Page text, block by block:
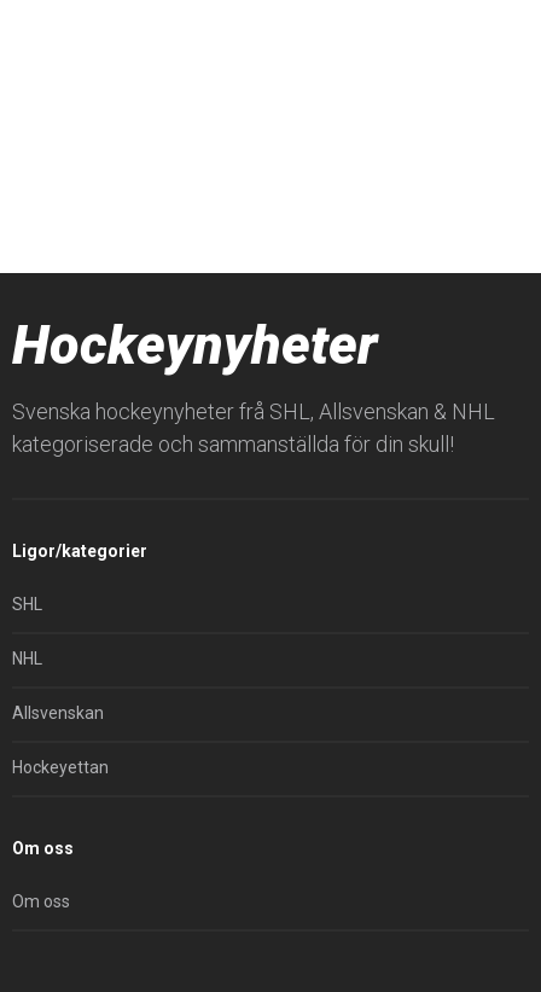
Hockeynyheter
Svenska hockeynyheter frå SHL, Allsvenskan & NHL
kategoriserade och sammanställda för din skull!
Ligor/kategorier
SHL
NHL
Allsvenskan
Hockeyettan
Om oss
Om oss